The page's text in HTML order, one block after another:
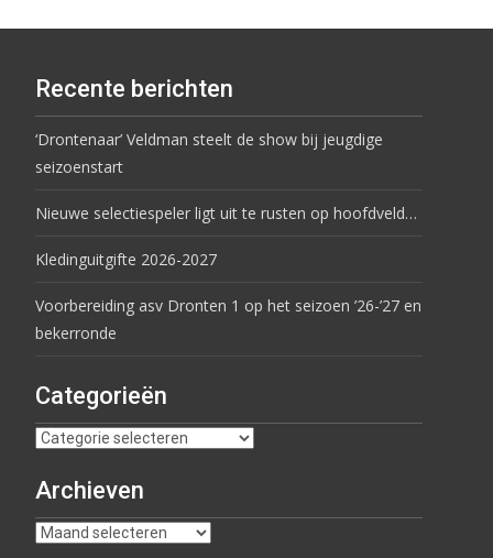
Recente berichten
‘Drontenaar’ Veldman steelt de show bij jeugdige
seizoenstart
Nieuwe selectiespeler ligt uit te rusten op hoofdveld…
Kledinguitgifte 2026-2027
Voorbereiding asv Dronten 1 op het seizoen ’26-’27 en
bekerronde
Categorieën
Archieven